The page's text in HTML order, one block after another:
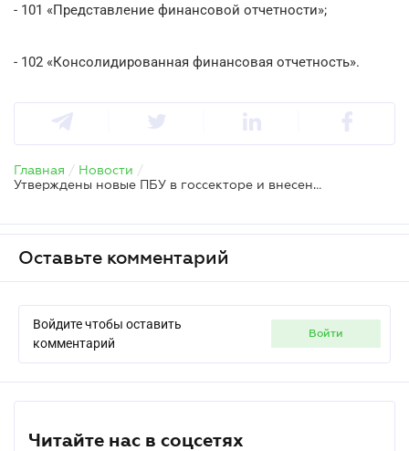
- 101 «Представление финансовой отчетности»;
- 102 «Консолидированная финансовая отчетность».
Главная / Новости /
Утверждены новые ПБУ в госсекторе и внесены изменения в действующие
Оставьте комментарий
Войдите чтобы оставить
комментарий
войти
Читайте нас в соцсетях